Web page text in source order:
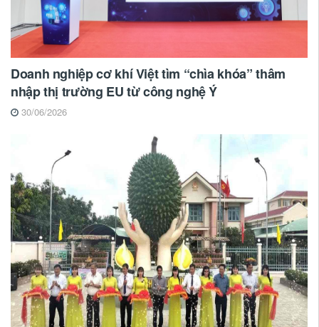
Doanh nghiệp cơ khí Việt tìm “chìa khóa” thâm
nhập thị trường EU từ công nghệ Ý
30/06/2026